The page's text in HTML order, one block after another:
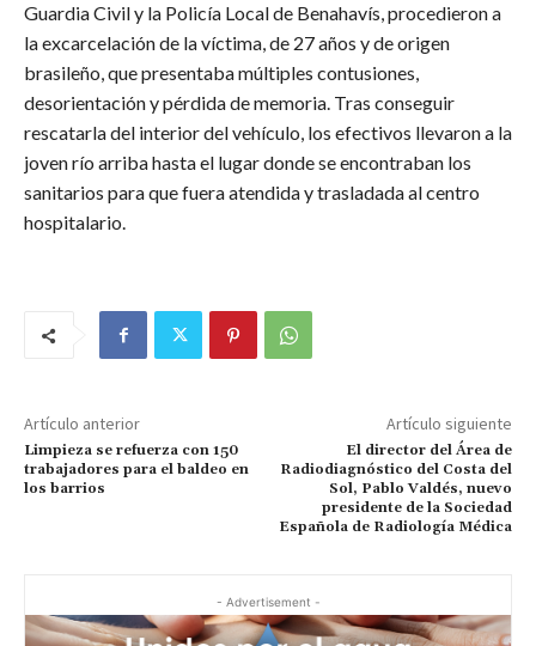
Guardia Civil y la Policía Local de Benahavís, procedieron a
la excarcelación de la víctima, de 27 años y de origen
brasileño, que presentaba múltiples contusiones,
desorientación y pérdida de memoria. Tras conseguir
rescatarla del interior del vehículo, los efectivos llevaron a la
joven río arriba hasta el lugar donde se encontraban los
sanitarios para que fuera atendida y trasladada al centro
hospitalario.
Artículo anterior
Limpieza se refuerza con 150
trabajadores para el baldeo en
los barrios
Artículo siguiente
El director del Área de
Radiodiagnóstico del Costa del
Sol, Pablo Valdés, nuevo
presidente de la Sociedad
Española de Radiología Médica
- Advertisement -